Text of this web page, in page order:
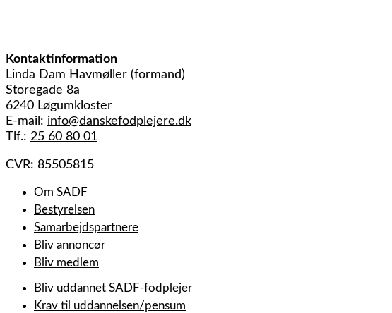
Kontaktinformation
Linda Dam Havmøller (formand)
Storegade 8a
6240 Løgumkloster
E-mail: info@danskefodplejere.dk
Tlf.: 25 60 80 01
CVR: 85505815
Om SADF
Bestyrelsen
Samarbejdspartnere
Bliv annoncør
Bliv medlem
Bliv uddannet SADF-fodplejer
Krav til uddannelsen/pensum